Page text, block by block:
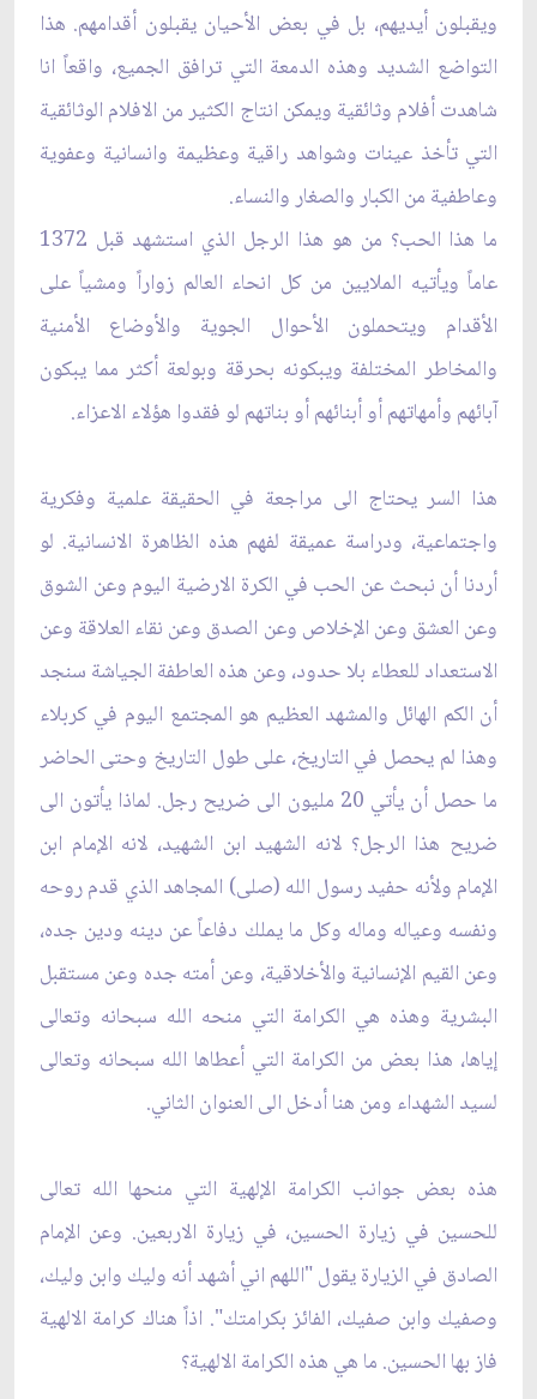
ويقبلون أيديهم، بل في ‏بعض الأحيان يقبلون أقدامهم. هذا
التواضع الشديد وهذه الدمعة التي ترافق الجميع، واقعاً انا
شاهدت ‏أفلام وثائقية ويمكن انتاج الكثير من الافلام الوثائقية
التي تأخذ عينات وشواهد راقية وعظيمة وانسانية ‏وعفوية
وعاطفية من الكبار والصغار والنساء. ‏
ما هذا الحب؟ من هو هذا الرجل الذي استشهد قبل 1372
عاماً ويأتيه الملايين من كل انحاء العالم ‏زواراً ومشياً على
الأقدام ويتحملون الأحوال الجوية والأوضاع الأمنية
والمخاطر المختلفة ويبكونه ‏بحرقة وبولعة أكثر مما يبكون
آبائهم وأمهاتهم أو أبنائهم أو بناتهم لو فقدوا هؤلاء الاعزاء.‏
هذا السر يحتاج الى مراجعة في الحقيقة علمية وفكرية
واجتماعية، ودراسة عميقة لفهم هذه الظاهرة ‏الانسانية. لو
أردنا أن نبحث عن الحب في الكرة الارضية اليوم وعن الشوق
وعن العشق وعن ‏الإخلاص وعن الصدق وعن نقاء العلاقة وعن
الاستعداد للعطاء بلا حدود، وعن هذه العاطفة الجياشة ‏سنجد
أن الكم الهائل والمشهد العظيم هو المجتمع اليوم في كربلاء
وهذا لم يحصل في التاريخ، على ‏طول التاريخ وحتى الحاضر
ما حصل أن يأتي 20 مليون الى ضريح رجل. لماذا يأتون الى
ضريح ‏هذا الرجل؟ لانه الشهيد ابن الشهيد، لانه الإمام ابن
الإمام ولأنه حفيد رسول الله (صلى) المجاهد الذي ‏قدم روحه
ونفسه وعياله وماله وكل ما يملك دفاعاً عن دينه ودين جده،
وعن القيم الإنسانية ‏والأخلاقية، وعن أمته جده وعن مستقبل
البشرية وهذه هي الكرامة التي منحه الله سبحانه وتعالى
‏إياها، هذا بعض من الكرامة التي أعطاها الله سبحانه وتعالى
لسيد الشهداء ومن هنا أدخل الى العنوان ‏الثاني. ‏
هذه بعض جوانب الكرامة الإلهية التي منحها الله تعالى
للحسين في زيارة الحسين، في زيارة الاربعين. ‏وعن الإمام
الصادق في الزيارة يقول "اللهم اني أشهد أنه وليك وابن وليك،
وصفيك وابن صفيك، ‏الفائز بكرامتك". اذاً هناك كرامة الالهية
فاز بها الحسين. ما هي هذه الكرامة الالهية؟ ‏